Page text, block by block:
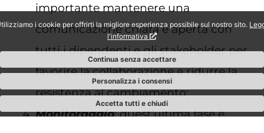
importante mantenere una
comunicazione chiara e aperta con
tutti i dipendenti e gli stakeholder per
favorire la collaborazione e ridurre la
resistenza al cambiamento;
Monitoraggio: quest’ultima fase è
i cookie per offrirti la migliore esperienza possibile sul nostro sito.
l'informativa
Continua senza accettare
Personalizza i consensi
Accetta tutti e chiudi